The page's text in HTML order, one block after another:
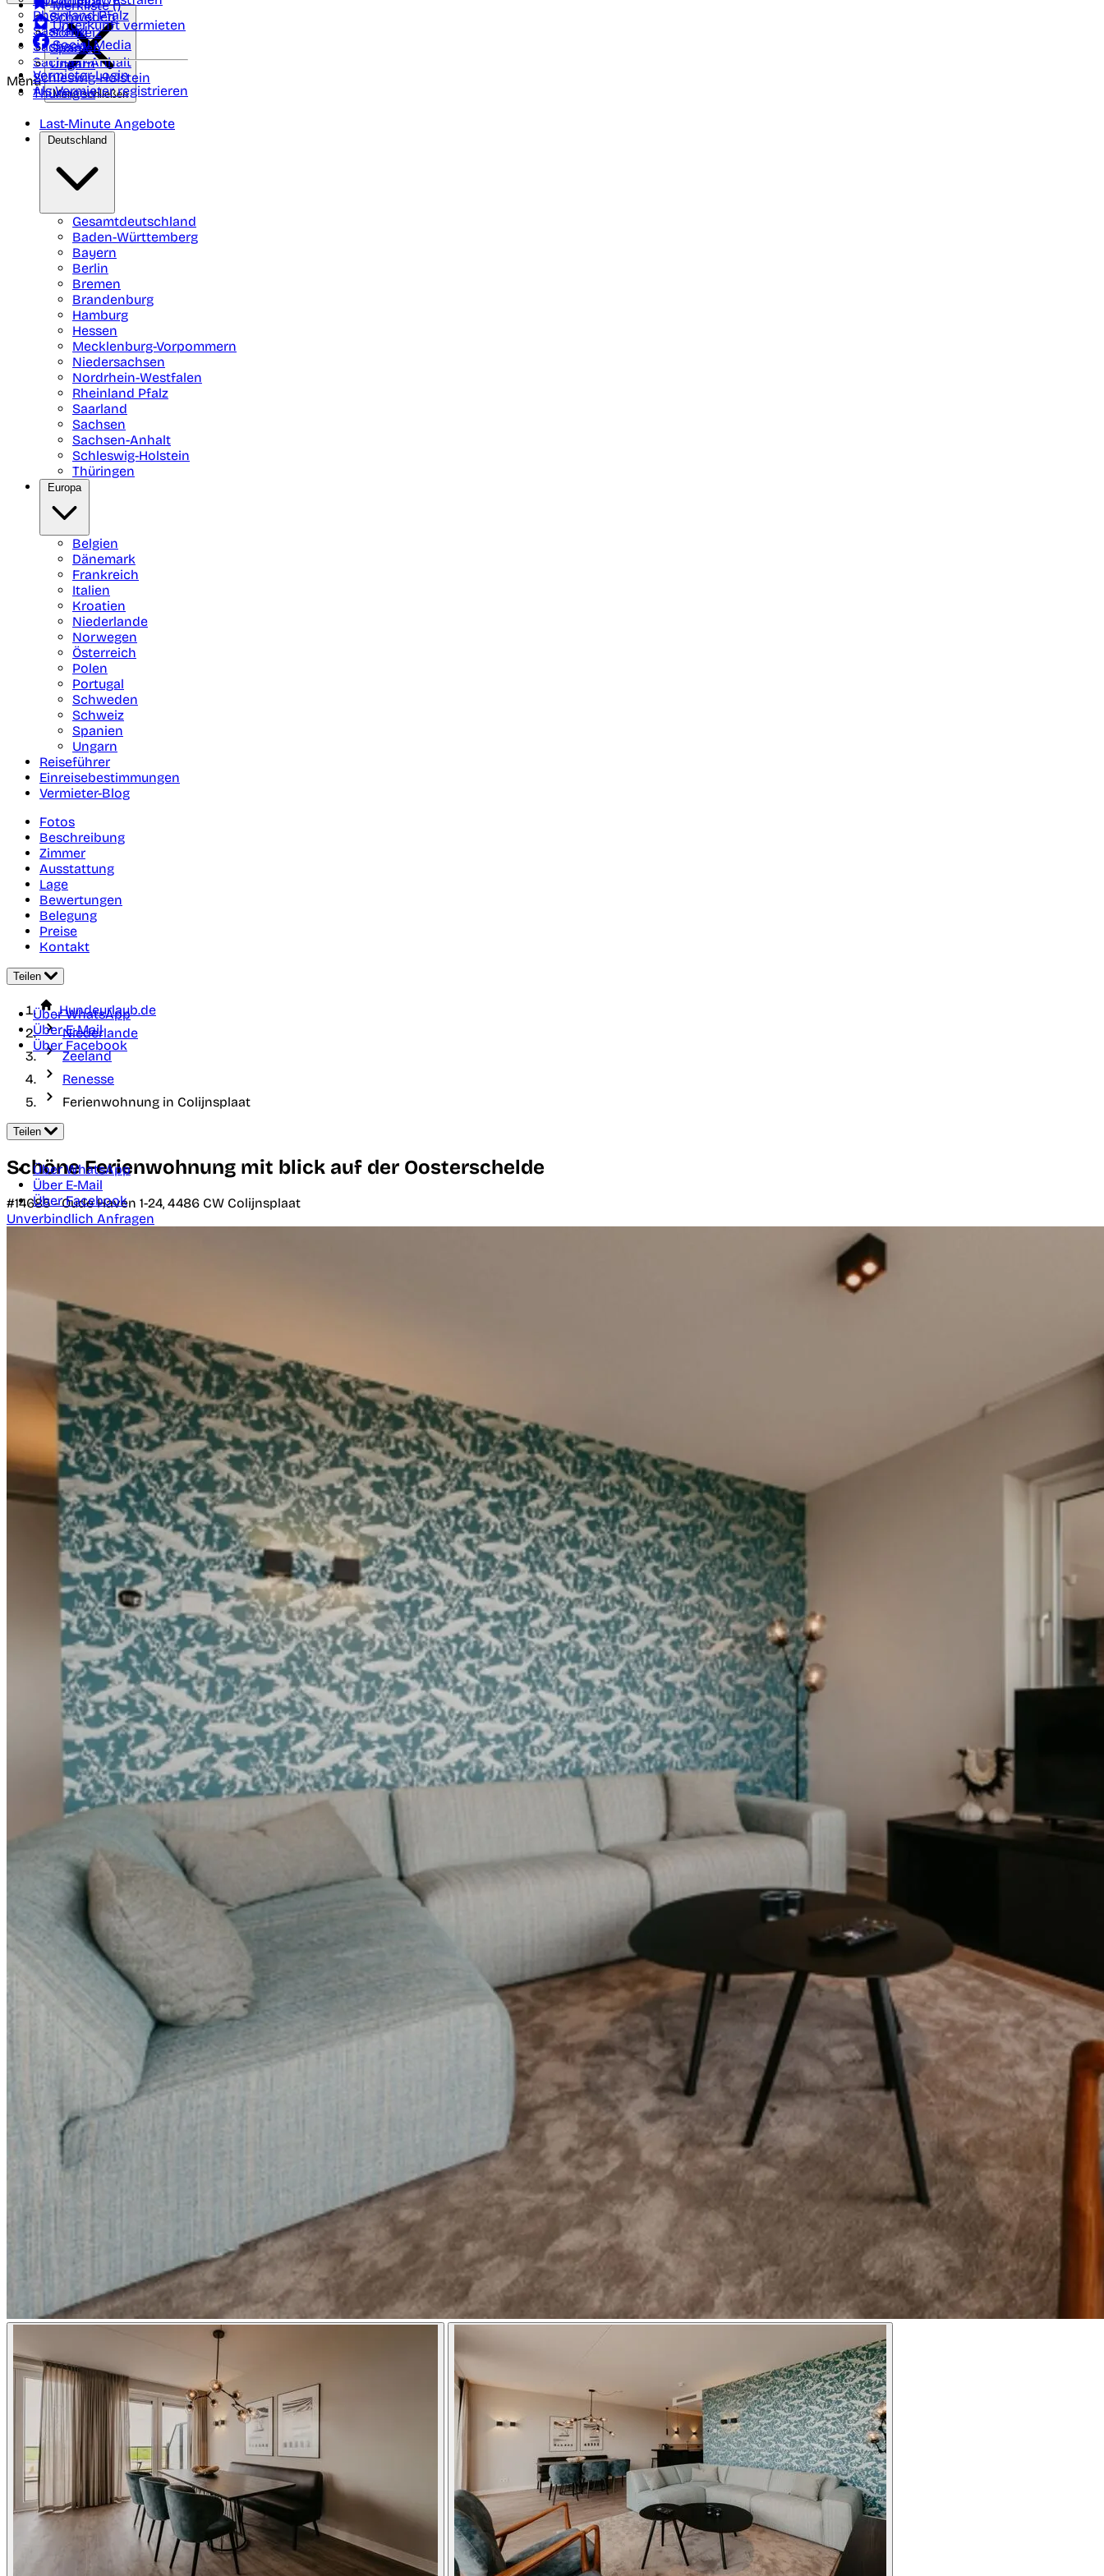
Rheinland Pfalz
Saarland
Sachsen
Sachsen-Anhalt
Schleswig-Holstein
Thüringen
Schweden
Schweiz
Spanien
Ungarn
Merkliste ()
Unterkunft vermieten
Social Media
Vermieter-Login
Als Vermieter registrieren
Menü
Menü schließen
Last-Minute Angebote
Deutschland
Gesamtdeutschland
Baden-Württemberg
Bayern
Berlin
Bremen
Brandenburg
Hamburg
Hessen
Mecklenburg-Vorpommern
Niedersachsen
Nordrhein-Westfalen
Rheinland Pfalz
Saarland
Sachsen
Sachsen-Anhalt
Schleswig-Holstein
Thüringen
Europa
Belgien
Dänemark
Frankreich
Italien
Kroatien
Niederlande
Norwegen
Österreich
Polen
Portugal
Schweden
Schweiz
Spanien
Ungarn
Reiseführer
Einreisebestimmungen
Vermieter-Blog
Fotos
Beschreibung
Zimmer
Ausstattung
Lage
Bewertungen
Belegung
Preise
Kontakt
Teilen
Über WhatsApp
Über E-Mail
Über Facebook
Hundeurlaub.de
Niederlande
Zeeland
Renesse
Ferienwohnung in Colijnsplaat
Teilen
Über WhatsApp
Über E-Mail
Über Facebook
Schöne Ferienwohnung mit blick auf der Oosterschelde
#14685 -Oude Haven 1-24, 4486 CW Colijnsplaat
Unverbindlich Anfragen